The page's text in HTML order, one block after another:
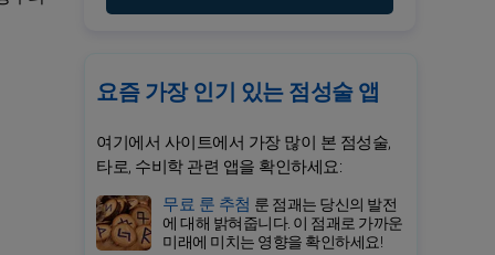
요즘 가장 인기 있는 점성술 앱
여기에서 사이트에서 가장 많이 본 점성술,
타로, 수비학 관련 앱을 확인하세요:
무료 룬 추첨 룬 점괘는 당신의 발전
에 대해 밝혀줍니다. 이 점괘로 가까운
미래에 미치는 영향을 확인하세요!